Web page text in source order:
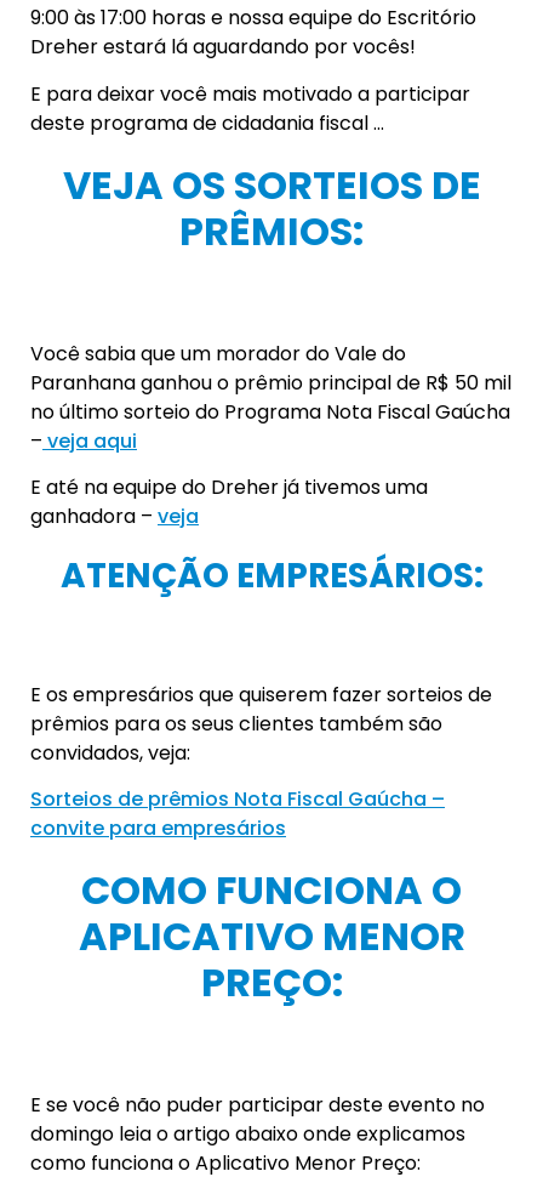
9:00 às 17:00 horas e nossa equipe do Escritório
Dreher estará lá aguardando por vocês!
E para deixar você mais motivado a participar
deste programa de cidadania fiscal …
VEJA OS SORTEIOS DE
PRÊMIOS:
Você sabia que um morador do Vale do
Paranhana ganhou o prêmio principal de R$ 50 mil
no último sorteio do Programa Nota Fiscal Gaúcha
– veja aqui
E até na equipe do Dreher já tivemos uma
ganhadora – veja
ATENÇÃO EMPRESÁRIOS:
E os empresários que quiserem fazer sorteios de
prêmios para os seus clientes também são
convidados, veja:
Sorteios de prêmios Nota Fiscal Gaúcha –
convite para empresários
COMO FUNCIONA O
APLICATIVO MENOR
PREÇO:
E se você não puder participar deste evento no
domingo leia o artigo abaixo onde explicamos
como funciona o Aplicativo Menor Preço: